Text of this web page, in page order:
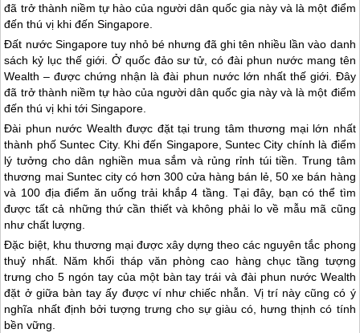
đã trở thành niềm tự hào của người dân quốc gia này và là một điểm
đến thú vị khi đến Singapore.
Đất nước Singaporetuy nhỏ bé nhưng đã ghi tên nhiều lần vào danh
sách kỷ lục thế giới. Ở quốc đảo sư tử, có đài phun nước mang tên
Wealth – được chứng nhận là đài phun nước lớn nhất thế giới. Đây
đã trở thành niềm tự hào của người dân quốc gia này và là một điểm
đến thú vị khi tớiSingapore.
Đài phun nước Wealth được đặt tại trung tâm thương mại lớn nhất
thành phố Suntec City. Khi đến Singapore, Suntec City chính là điểm
lý tưởng cho dân nghiền mua sắm và rủng rỉnh túi tiền. Trung tâm
thương mai Suntec city có hơn 300 cửa hàng bán lẻ, 50 xe bán hàng
và 100 địa điểm ăn uống trải khắp 4 tầng. Tại đây, bạn có thể tìm
được tất cả những thứ cần thiết và không phải lo về mẫu mã cũng
như chất lượng.
Đặc biệt, khu thương mại được xây dựng theo các nguyên tắc phong
thuỷ nhất. Năm khối tháp văn phòng cao hàng chục tầng tượng
trưng cho 5 ngón tay của một bàn tay trái và đài phun nước Wealth
đặt ở giữa bàn tay ấy được ví như chiếc nhẫn. Vị trí này cũng có ý
nghĩa nhất định bởi tượng trưng cho sự giàu có, hưng thịnh có tính
bền vững.